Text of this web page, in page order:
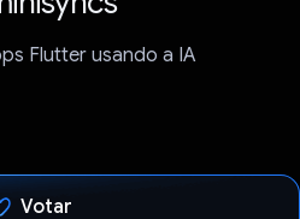
Flutter usando a IA
Votar